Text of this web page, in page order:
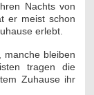
Nachts von
er meist schon
erlebt.
manche bleiben
tragen die
Zuhause ihr